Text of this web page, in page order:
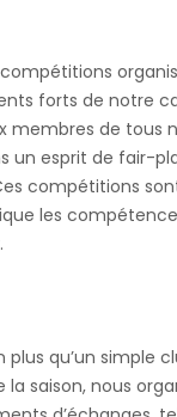
forts de notre
membres de tous
un esprit de fair-
compétitions
les
plus qu’un simple
la saison, nous